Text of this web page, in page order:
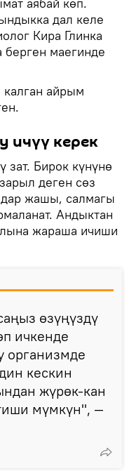
дал келе
Кира Глинка
маегинде
айрым
ичүү керек
зат. Бирок күнүнө
деген сөз
жашы, салмагы
Андыктан
жараша ичиши
өзүңүздү
ичкенде
организмде
кескин
жүрөк-кан
мүмкүн", —